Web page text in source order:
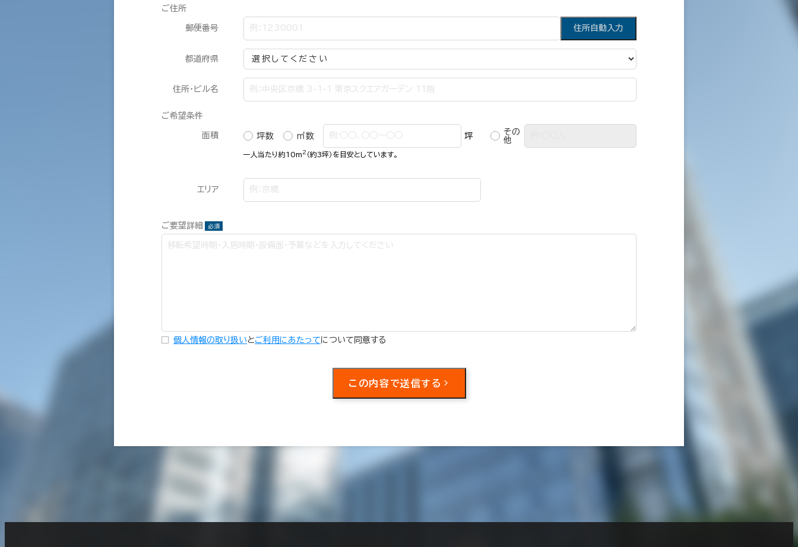
ご住所
郵便番号 住所自動入力
都道府県
住所・ビル名
ご希望条件
面積 坪数 ㎡数 坪
その
他
一人当たり約10m 2 （約3坪）を目安としています。
エリア
ご要望詳細 必須
個人情報の取り扱い とご利用にあたってについて同意する
この内容で送信する